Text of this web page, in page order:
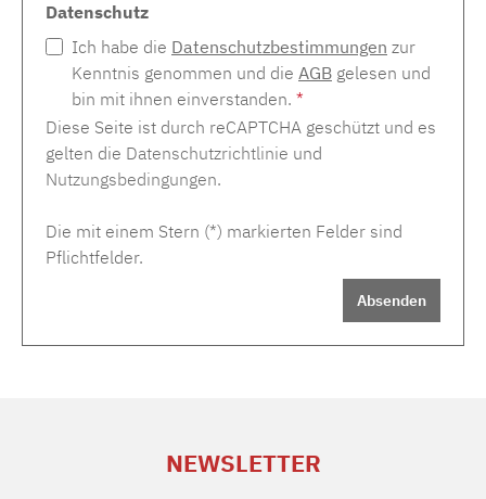
Datenschutz
Ich habe die Datenschutzbestimmungen zur
Kenntnis genommen und die AGB gelesen und
bin mit ihnen einverstanden. *
Diese Seite ist durch reCAPTCHA geschützt und es
gelten die Datenschutzrichtlinie und
Nutzungsbedingungen.
Die mit einem Stern (*) markierten Felder sind
Pflichtfelder.
Absenden
NEWSLETTER